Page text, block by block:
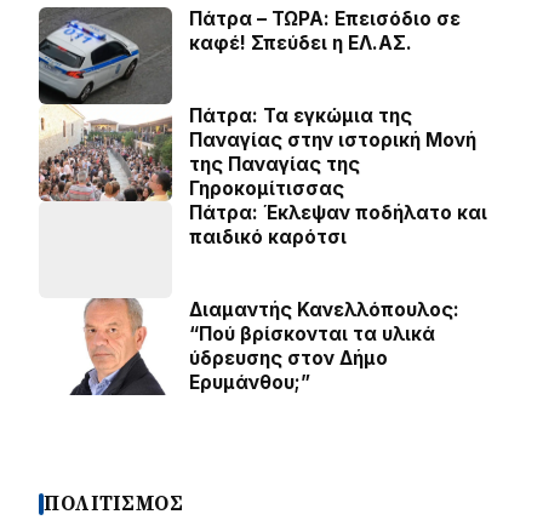
Πάτρα – ΤΩΡΑ: Επεισόδιο σε
καφέ! Σπεύδει η ΕΛ.ΑΣ.
Πάτρα: Τα εγκώμια της
Παναγίας στην ιστορική Μονή
της Παναγίας της
Γηροκομίτισσας
Πάτρα: Έκλεψαν ποδήλατο και
παιδικό καρότσι
Διαμαντής Κανελλόπουλος:
“Πού βρίσκονται τα υλικά
ύδρευσης στον Δήμο
Ερυμάνθου;”
ΠΟΛΙΤΙΣΜΟΣ